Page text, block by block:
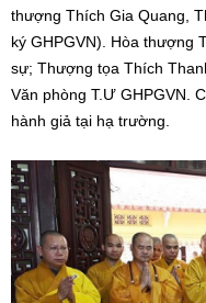
thượng Thích Gia Quang,
ký GHPGVN). Hòa thượng
sự; Thượng tọa Thích
Văn phòng T.Ư GHPGVN.
hành giả tại hạ trường.